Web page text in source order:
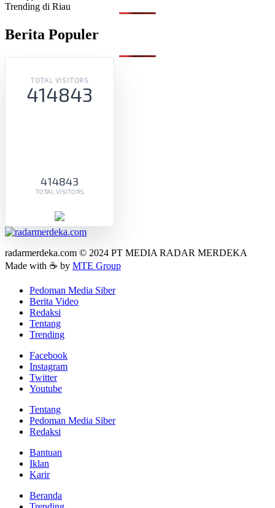
Trending di Riau
Berita Populer
TOTAL VISITORS
414843
414843
TOTAL VISITORS
radarmerdeka.com © 2024 PT MEDIA RADAR MERDEKA
Made with ☕ by MTE Group
Pedoman Media Siber
Berita Video
Redaksi
Tentang
Trending
Facebook
Instagram
Twitter
Youtube
Tentang
Pedoman Media Siber
Redaksi
Bantuan
Iklan
Karir
Beranda